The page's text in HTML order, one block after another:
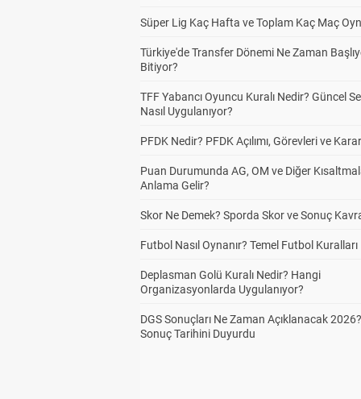
Süper Lig Kaç Hafta ve Toplam Kaç Maç
Türkiye'de Transfer Dönemi Ne Zaman
Bitiyor?
TFF Yabancı Oyuncu Kuralı Nedir? Güncel
Nasıl Uygulanıyor?
PFDK Nedir? PFDK Açılımı, Görevleri ve
Puan Durumunda AG, OM ve Diğer
Anlama Gelir?
Skor Ne Demek? Sporda Skor ve Sonuç
Futbol Nasıl Oynanır? Temel Futbol Kuralları
Deplasman Golü Kuralı Nedir? Hangi
Organizasyonlarda Uygulanıyor?
DGS Sonuçları Ne Zaman Açıklanacak
Sonuç Tarihini Duyurdu